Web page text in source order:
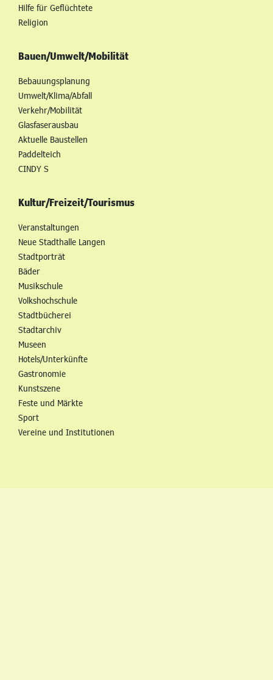
Hilfe für Geflüchtete
Religion
Bauen/Umwelt/Mobilität
Bebauungsplanung
Umwelt/Klima/Abfall
Verkehr/Mobilität
Glasfaserausbau
Aktuelle Baustellen
Paddelteich
CINDY S
Kultur/Freizeit/Tourismus
Veranstaltungen
Neue Stadthalle Langen
Stadtporträt
Bäder
Musikschule
Volkshochschule
Stadtbücherei
Stadtarchiv
Museen
Hotels/Unterkünfte
Gastronomie
Kunstszene
Feste und Märkte
Sport
Vereine und Institutionen